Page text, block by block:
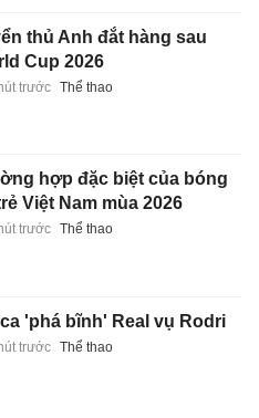
thủ Anh đắt hàng sau
Cup 2026
trước Thể thao
hợp đặc biệt của bóng
Việt Nam mùa 2026
trước Thể thao
'phá bĩnh' Real vụ Rodri
trước Thể thao